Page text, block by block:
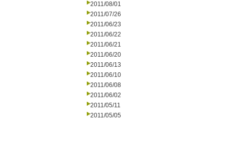
2011/08/01
2011/07/26
2011/06/23
2011/06/22
2011/06/21
2011/06/20
2011/06/13
2011/06/10
2011/06/08
2011/06/02
2011/05/11
2011/05/05